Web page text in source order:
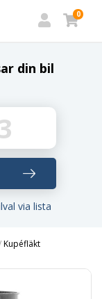
0
din bil
via lista
Kupéfläkt